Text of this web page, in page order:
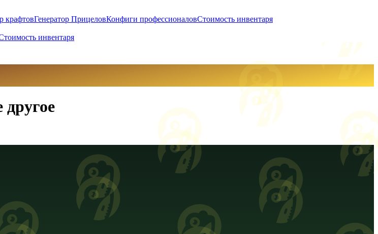
крафтовГенератор ПрицеловКонфиги профессионаловСтоимость инвентаря
инвентаря